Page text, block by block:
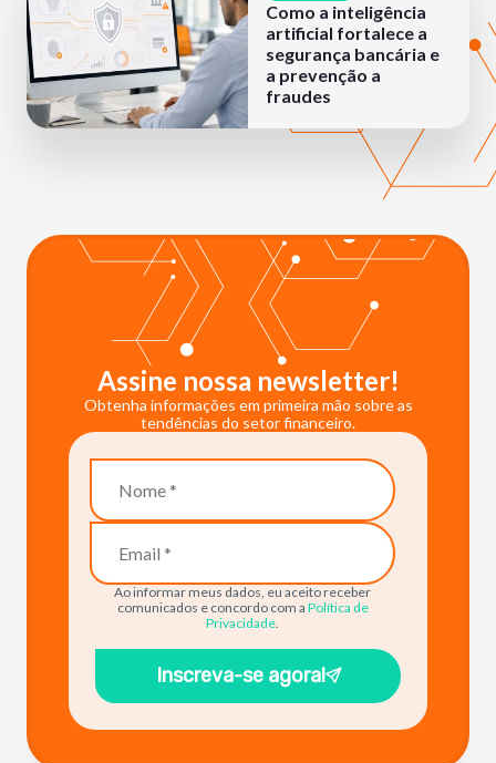
Como a inteligência
artificial fortalece a
segurança bancária e
a prevenção a
fraudes
Assine nossa newsletter!
Obtenha informações em primeira mão sobre as
tendências do setor financeiro.
Ao informar meus dados, eu aceito receber
comunicados e concordo com a Política de
Privacidade.
Inscreva-se agora!